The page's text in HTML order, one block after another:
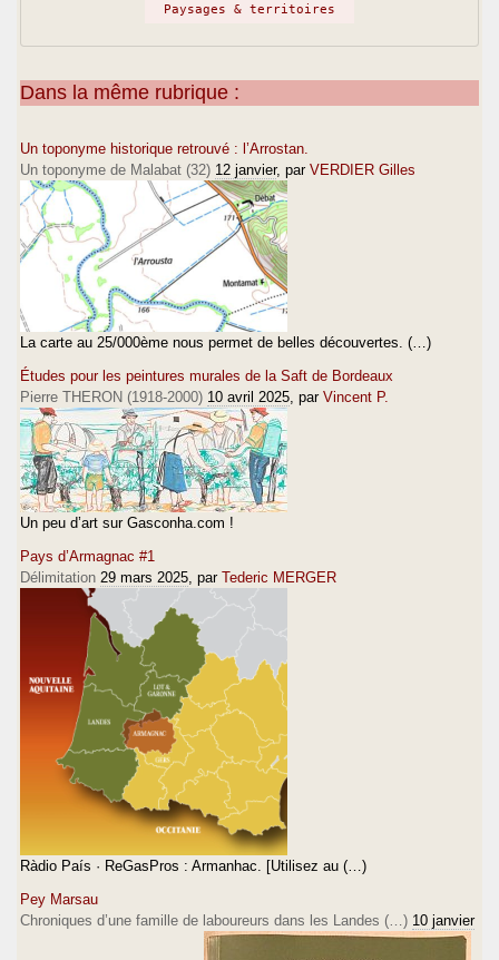
Paysages & territoires
Dans la même rubrique :
Un toponyme historique retrouvé : l’Arrostan.
Un toponyme de Malabat (32) 12 janvier, par VERDIER Gilles
La carte au 25/000ème nous permet de belles découvertes. (…)
Études pour les peintures murales de la Saft de Bordeaux
Pierre THERON (1918-2000) 10 avril 2025 , par Vincent P.
Un peu d’art sur Gasconha.com !
Pays d’Armagnac #1
Délimitation 29 mars 2025 , par Tederic MERGER
Ràdio País · ReGasPros : Armanhac. [Utilisez au (…)
Pey Marsau
Chroniques d’une famille de laboureurs dans les Landes (…) 10 janvier